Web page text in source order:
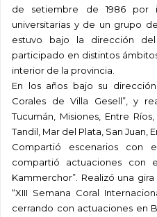
de setiembre de 1986 por
universitarias y de un grupo
estuvo bajo la dirección
participado en distintos
interior de la provincia.
En los años bajo su
Corales de Villa Gesell”, y
Tucumán, Misiones, Entre
Tandil, Mar del Plata, San Juan,
Compartió escenarios con
compartió actuaciones con
Kammerchor”. Realizó una
“XIII Semana Coral
cerrando con actuaciones en